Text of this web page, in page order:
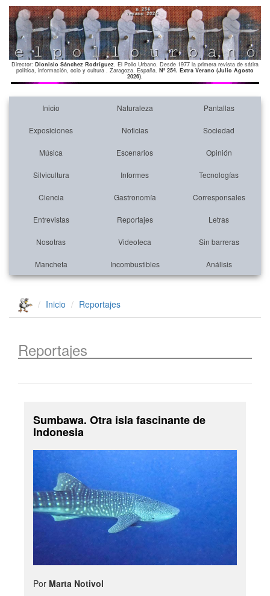
Director: Dionisio Sánchez Rodríguez. El Pollo Urbano. Desde 1977 la primera revista de sátira
política, información, ocio y cultura . Zaragoza. España. Nº 254. Extra Verano (Julio Agosto
2026).
Inicio Naturaleza Pantallas
Exposiciones Noticias Sociedad
Música Escenarios Opinión
Silvicultura Informes Tecnologías
Ciencia Gastronomía Corresponsales
Entrevistas Reportajes Letras
Nosotras Videoteca Sin barreras
Mancheta Incombustibles Análisis
Inicio Reportajes
Reportajes
Sumbawa. Otra isla fascinante de
Indonesia
Por Marta Notivol